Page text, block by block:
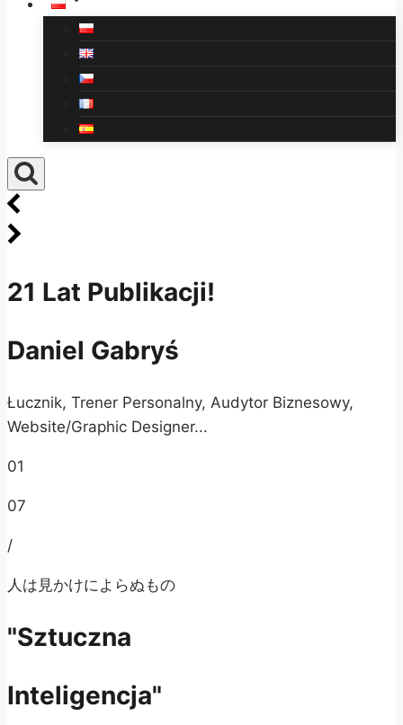
21 Lat Publikacji!
Daniel Gabryś
Łucznik, Trener Personalny, Audytor Biznesowy,
Website/Graphic Designer...
01
07
/
人は見かけによらぬもの
"Sztuczna
Inteligencja"